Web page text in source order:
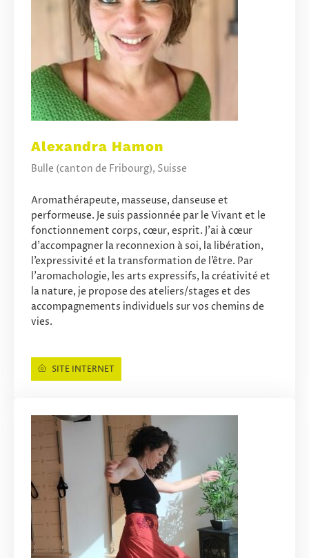
Alexandra Hamon
Bulle (canton de Fribourg), Suisse
Aromathérapeute, masseuse, danseuse et
performeuse. Je suis passionnée par le Vivant et le
fonctionnement corps, cœur, esprit. J’ai à cœur
d’accompagner la reconnexion à soi, la libération,
l’expressivité et la transformation de l’être. Par
l’aromachologie, les arts expressifs, la créativité et
la nature, je propose des ateliers/stages et des
accompagnements individuels sur vos chemins de
vies.
SITE INTERNET